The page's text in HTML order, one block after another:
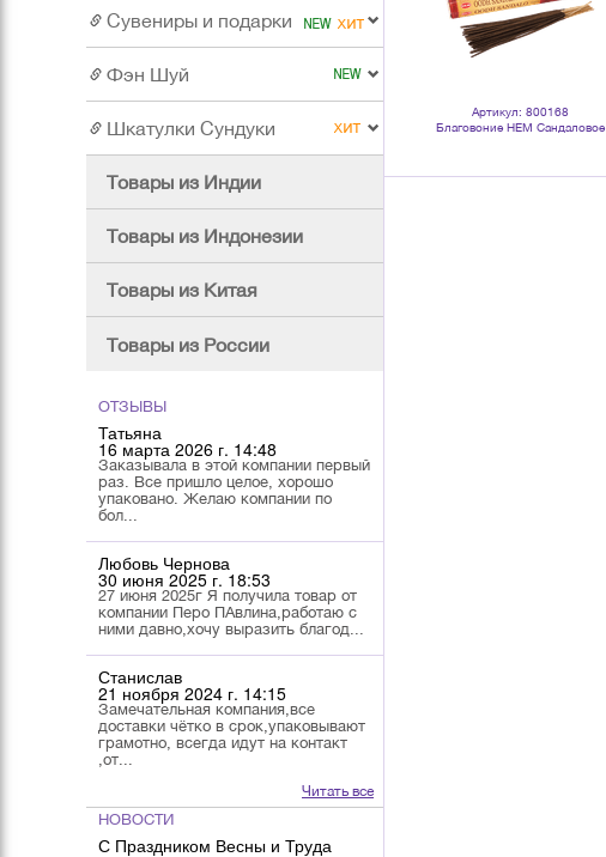
Сувениры и подарки
Фэн Шуй
Шкатулки Сундуки
Товары из Индии
Товары из Индонезии
Товары из Китая
Товары из России
ОТЗЫВЫ
Татьяна
16 марта 2026 г. 14:48
Заказывала в этой компании первый
раз. Все пришло целое, хорошо
упаковано. Желаю компании по
бол...
Любовь Чернова
30 июня 2025 г. 18:53
27 июня 2025г Я получила товар от
компании Перо ПАвлина,работаю с
ними давно,хочу выразить благод...
Станислав
21 ноября 2024 г. 14:15
Замечательная компания,все
доставки чётко в срок,упаковывают
грамотно, всегда идут на контакт
,от...
Читать все
НОВОСТИ
С Праздником Весны и Труда
Благовоние HEM Корица
Апельсин Cinnamon Orange
шестигранник упаковка 6 шт
Благовоние HEM Кедр Cedar
шестигранник 20 палочек
Артикул: 800168
Благовоние HEM Сандаловое